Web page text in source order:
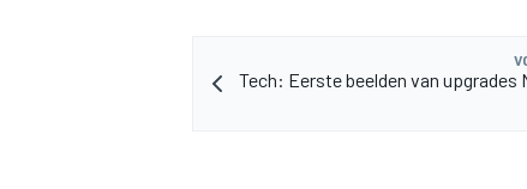
Tech: Eerste beelden van upgrades